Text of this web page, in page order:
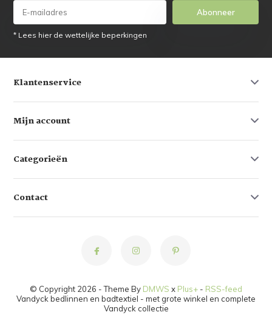
Abonneer
* Lees hier de wettelijke beperkingen
Klantenservice
Mijn account
Categorieën
Contact
© Copyright 2026 - Theme By DMWS x Plus+ - RSS-feed
Vandyck bedlinnen en badtextiel - met grote winkel en complete
Vandyck collectie